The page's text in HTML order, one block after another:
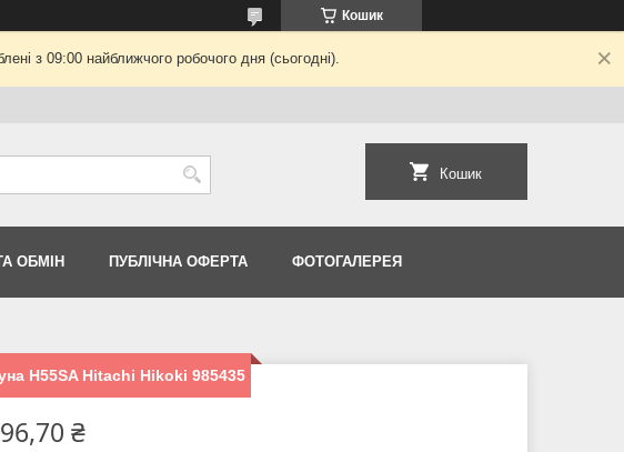
Кошик
з 09:00 найближчого робочого дня (сьогодні).
Кошик
ОБМІН ПУБЛІЧНА ОФЕРТА ФОТОГАЛЕРЕЯ
H55SA Hitachi Hikoki 985435
₴